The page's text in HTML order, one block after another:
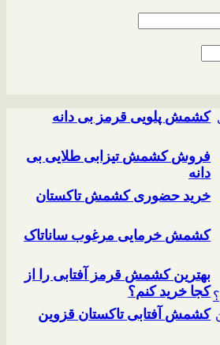
کشمش پلویی قرمز بی دانه
فروش کشمش تیزابی طلایی بی
دانه
خرید حضوری کشمش تاکستان
کشمش خرمایی مرغوب ساناتاک
بهترین کشمش قرمز آفتابی را از
کجا خرید کنم؟
کشمش آفتابی تاکستان قزوین